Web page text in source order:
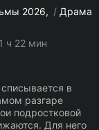
2026 / Драма
1 ч 22 мин
в
разгаре
подростковой
Для него